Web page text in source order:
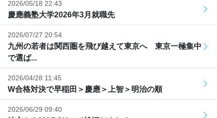
2026/05/18 22:43
慶應義塾大学2026年3月就職先
2026/07/27 20:54
九州の若者は関西圏を飛び越えて東京へ 東京一極集中
で選ば...
2026/04/28 11:45
W合格対決で早稲田＞慶應＞上智＞明治の順
2026/06/29 09:40